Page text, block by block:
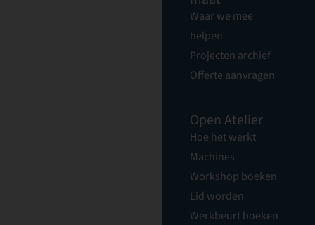
Waar we mee
helpen
Projecten archief
Offerte aanvragen
Open Atelier
Hoe het werkt
Machines
Workshop boeken
Lid worden
Werkbeurt boeken